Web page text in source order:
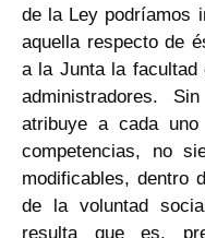
de la Ley podríamos
aquella respecto de
a la Junta la facultad
administradores.
atribuye a cada
competencias, no
modificables, dentro
de la voluntad
resulta que es,